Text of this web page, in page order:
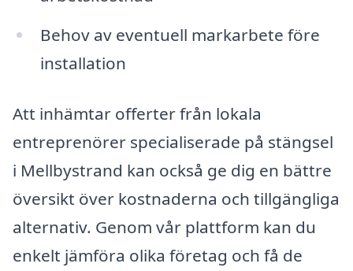
Behov av eventuell markarbete före
installation
Att inhämtar offerter från lokala
entreprenörer specialiserade på stängsel
i Mellbystrand kan också ge dig en bättre
översikt över kostnaderna och tillgängliga
alternativ. Genom vår plattform kan du
enkelt jämföra olika företag och få de